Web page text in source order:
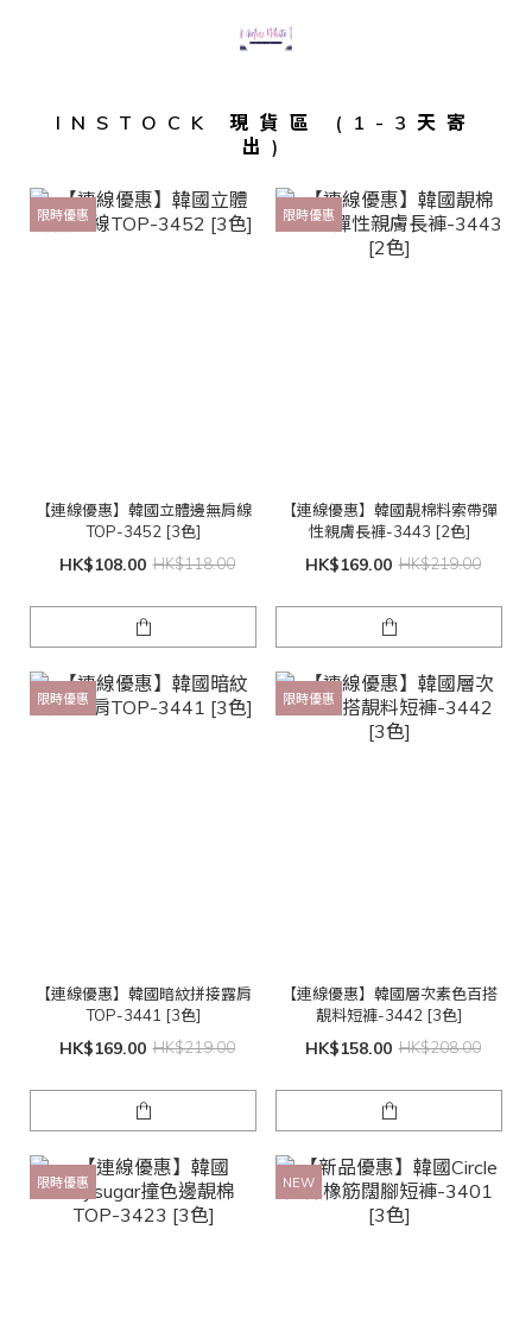
INSTOCK 現貨區 (1-3天寄
出)
限時優惠
【連線優惠】韓國立體邊無肩線
TOP-3452 [3色]
HK$108.00 HK$118.00
限時優惠
【連線優惠】韓國靚棉料索帶彈
性親膚長褲-3443 [2色]
HK$169.00 HK$219.00
限時優惠
【連線優惠】韓國暗紋拼接露肩
TOP-3441 [3色]
HK$169.00 HK$219.00
限時優惠
【連線優惠】韓國層次素色百搭
靚料短褲-3442 [3色]
HK$158.00 HK$208.00
限時優惠 NEW